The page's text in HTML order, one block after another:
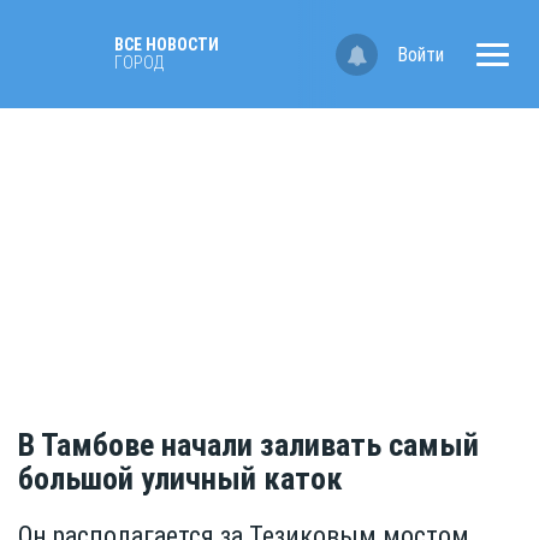
ВСЕ НОВОСТИ
ГОРОД
Войти
В Тамбове начали заливать самый
большой уличный каток